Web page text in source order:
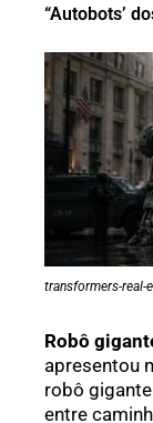
“Autobots’
transformers-real-
Robô
apresentou
robô
entre